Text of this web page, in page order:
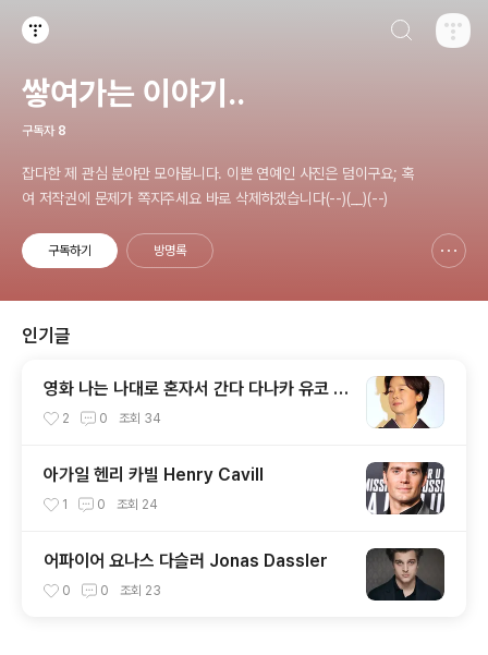
쌓여가는 이야기..
구독자 8
잡다한 제 관심 분야만 모아봅니다. 이쁜 연예인 사진은 덤이구요; 혹
여 저작권에 문제가 쪽지주세요 바로 삭제하겠습니다(--)(__)(--)
구독하기 방명록
인기글
영화 나는 나대로 혼자서 간다 다나카 유코 T
anaka Yuko, 田中裕子
2 0 조회 34
아가일 헨리 카빌 Henry Cavill
1 0 조회 24
어파이어 요나스 다슬러 Jonas Dassler
0 0 조회 23